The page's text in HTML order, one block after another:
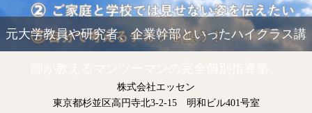
元大学教員や研究者、企業幹部といったハイクラス講
株式会社エッセン
東京都杉並区高円寺北3-2-15 明和ビル401号室